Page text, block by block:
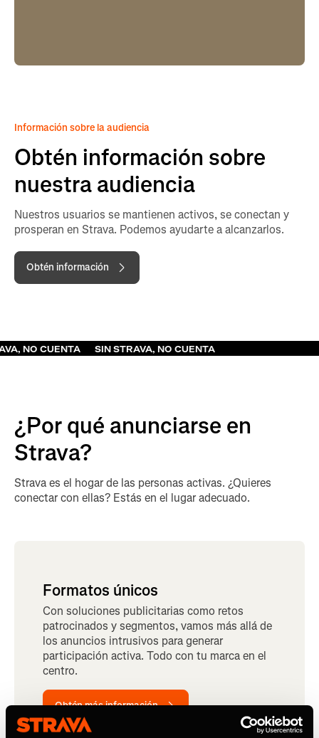
Información sobre la audiencia
Obtén información sobre
nuestra audiencia
Nuestros usuarios se mantienen activos, se conectan y
prosperan en Strava. Podemos ayudarte a alcanzarlos.
Obtén información
SIN STRAVA, NO CUENTA SIN STRAVA, NO CUENTA
¿Por qué anunciarse en
Strava?
Strava es el hogar de las personas activas. ¿Quieres
conectar con ellas? Estás en el lugar adecuado.
Formatos únicos
Con soluciones publicitarias como retos
patrocinados y segmentos, vamos más allá de
los anuncios intrusivos para generar
participación activa. Todo con tu marca en el
centro.
Obtén más información